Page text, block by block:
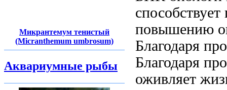
Микрантемум тенистый
(Micranthemum umbrosum)
Аквариумные рыбы
повышению
Благодаря
Благодаря
оживляет